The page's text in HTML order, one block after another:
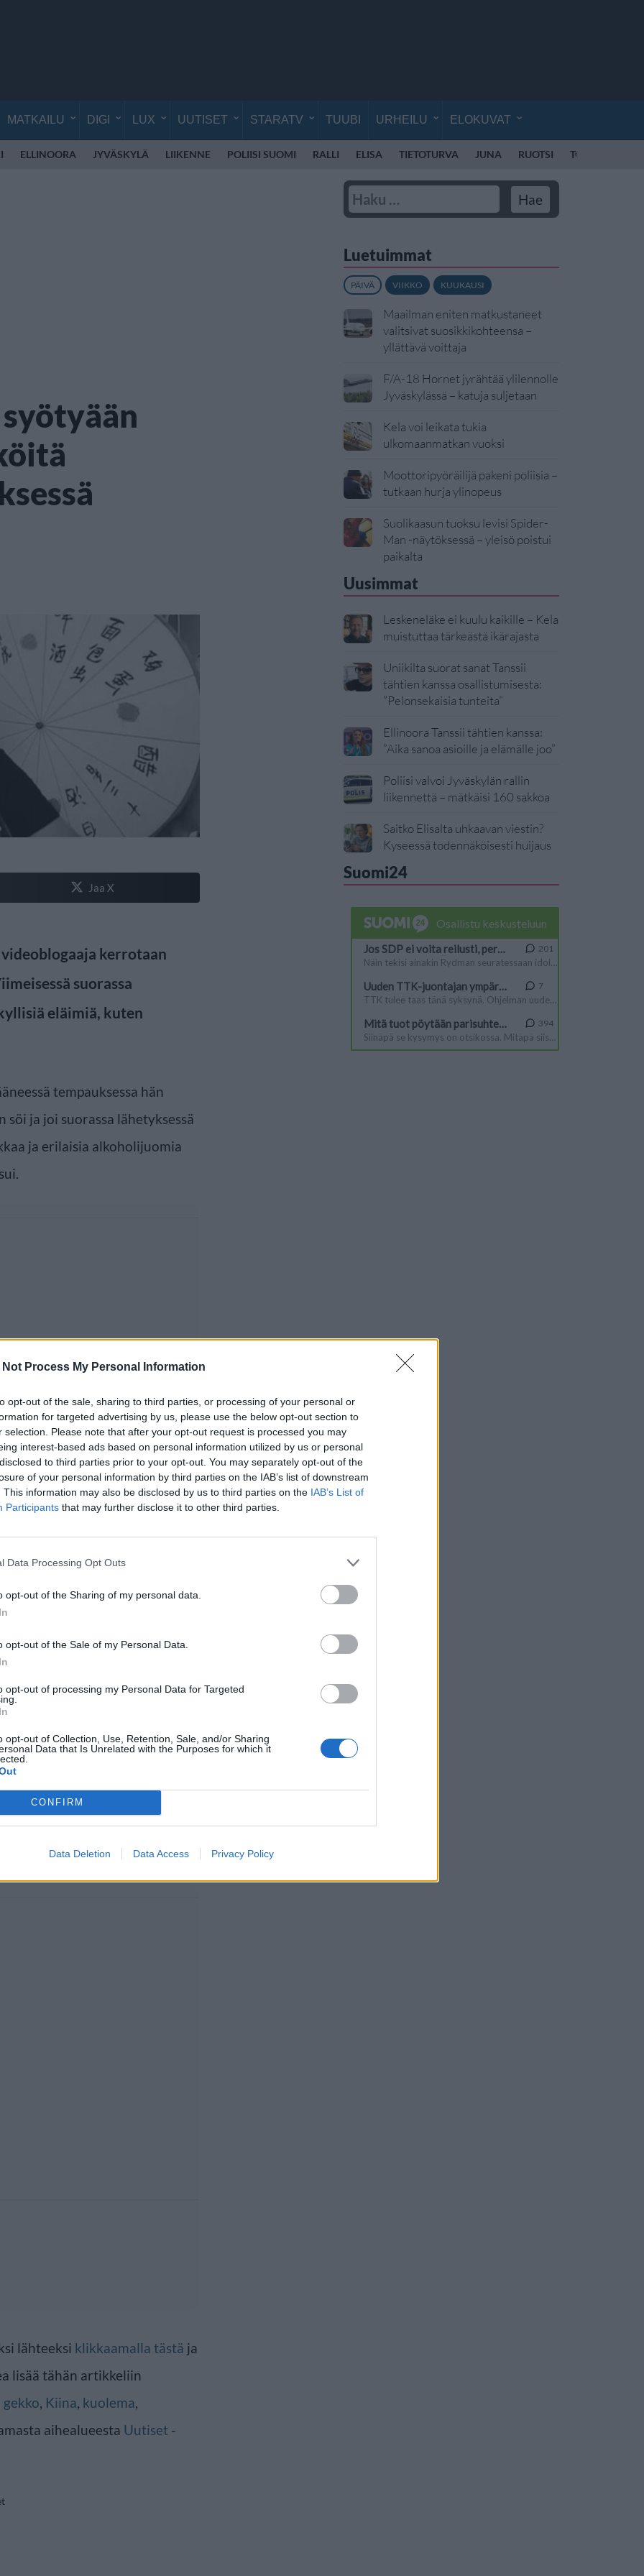
Not Process My Personal Information
opt-out of the sale, sharing to third parties, or processing of your personal or
for targeted advertising by us, please use the below opt-out section to
selection. Please note that after your opt-out request is processed you may
interest-based ads based on personal information utilized by us or personal
to third parties prior to your opt-out. You may separately opt-out of the
of your personal information by third parties on the IAB’s list of downstream
This information may also be disclosed by us to third parties on the IAB’s List of
Participants that may further disclose it to other third parties.
Data Processing Opt Outs
opt-out of the Sharing of my personal data.
opt-out of the Sale of my Personal Data.
opt-out of processing my Personal Data for Targeted
opt-out of Collection, Use, Retention, Sale, and/or Sharing
Data that Is Unrelated with the Purposes for which it
CONFIRM
Data Deletion Data Access Privacy Policy
MATKAILU DIGI LUX UUTISET STARATV TUUBI URHEILU ELOKUVAT
ELLINOORA JYVÄSKYLÄ LIIKENNE POLIISI SUOMI RALLI ELISA TIETOTURVA JUNA RUOTSI TORNIO
Jaa X
kerrotaan
suorassa
eläimiä, kuten
tempauksessa hän
ja joi suorassa lähetyksessä
ja erilaisia alkoholijuomia
tyttöystävän saavuttua
mukaan miehen tietokone
Tapaukseen ei
tutkitaan edelleen.
DouYu-
miehen kaikki videot on
lähteeksi klikkaamalla tästä ja
lisää tähän artikkeliin
gekko, Kiina, kuolema,
aihealueesta Uutiset -
Luetuimmat
PÄIVÄ VIIKKO KUUKAUSI
Maailman eniten matkustaneet
valitsivat suosikkikohteensa –
yllättävä voittaja
F/A-18 Hornet jyrähtää ylilennolle
Jyväskylässä – katuja suljetaan
Kela voi leikata tukia
ulkomaanmatkan vuoksi
Moottoripyöräilijä pakeni poliisia –
tutkaan hurja ylinopeus
Suolikaasun tuoksu levisi Spider-
Man -näytöksessä – yleisö poistui
paikalta
Uusimmat
Leskeneläke ei kuulu kaikille – Kela
muistuttaa tärkeästä ikärajasta
Uniikilta suorat sanat Tanssii
tähtien kanssa osallistumisesta:
”Pelonsekaisia tunteita”
Ellinoora Tanssii tähtien kanssa:
”Aika sanoa asioille ja elämälle joo”
Poliisi valvoi Jyväskylän rallin
liikennettä – mätkäisi 160 sakkoa
Saitko Elisalta uhkaavan viestin?
Kyseessä todennäköisesti huijaus
Suomi24